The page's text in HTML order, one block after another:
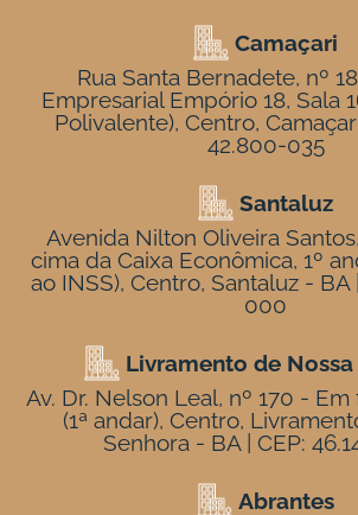
Camaçari
Rua Santa Bernadete, nº
Empresarial Empório 18, Sala
Polivalente), Centro,
42.800-035
Santaluz
Avenida Nilton Oliveira
cima da Caixa Econômica, 1º
ao INSS), Centro, Santaluz - BA
000
Livramento de Nossa
Av. Dr. Nelson Leal, nº 170 -
(1ª andar), Centro,
Senhora - BA | CEP:
Abrantes